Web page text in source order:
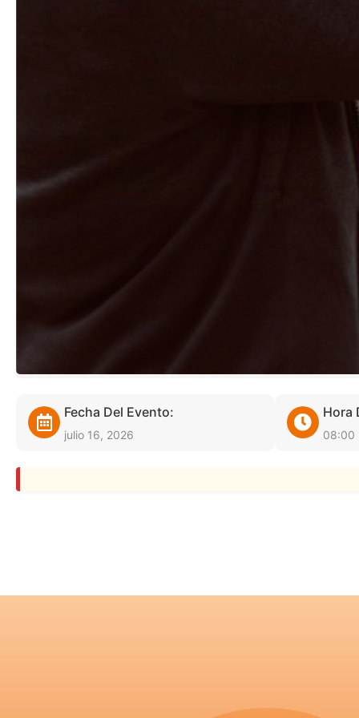
Fecha Del Evento:
julio 16, 2026
Hora
08:00